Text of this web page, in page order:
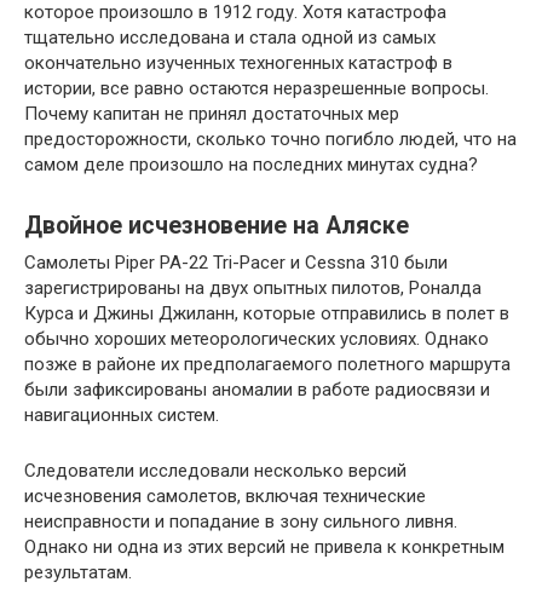
которое произошло в 1912 году. Хотя катастрофа
тщательно исследована и стала одной из самых
окончательно изученных техногенных катастроф в
истории, все равно остаются неразрешенные вопросы.
Почему капитан не принял достаточных мер
предосторожности, сколько точно погибло людей, что на
самом деле произошло на последних минутах судна?
Двойное исчезновение на Аляске
Самолеты Piper PA-22 Tri-Pacer и Cessna 310 были
зарегистрированы на двух опытных пилотов, Роналда
Курса и Джины Джиланн, которые отправились в полет в
обычно хороших метеорологических условиях. Однако
позже в районе их предполагаемого полетного маршрута
были зафиксированы аномалии в работе радиосвязи и
навигационных систем.
Следователи исследовали несколько версий
исчезновения самолетов, включая технические
неисправности и попадание в зону сильного ливня.
Однако ни одна из этих версий не привела к конкретным
результатам.